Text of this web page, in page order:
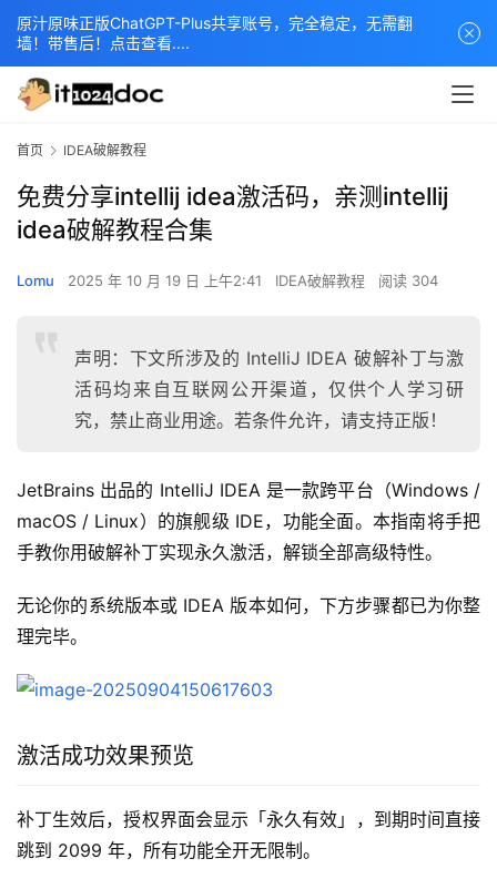
首页 IDEA破解教程
免费分享intellij idea激活码，亲测intellij
idea破解教程合集
Lomu 2025 年 10 月 19 日 上午2:41 IDEA破解教程 阅读 304
声明：下文所涉及的 IntelliJ IDEA 破解补丁与激
活码均来自互联网公开渠道，仅供个人学习研
究，禁止商业用途。若条件允许，请支持正版！
JetBrains 出品的 IntelliJ IDEA 是一款跨平台（Windows /
macOS / Linux）的旗舰级 IDE，功能全面。本指南将手把
手教你用破解补丁实现永久激活，解锁全部高级特性。
无论你的系统版本或 IDEA 版本如何，下方步骤都已为你整
理完毕。
激活成功效果预览
补丁生效后，授权界面会显示「永久有效」，到期时间直接
跳到 2099 年，所有功能全开无限制。
原汁原味正版ChatGPT-Plus共享账号，完全稳定，无需翻
墙！带售后！点击查看....